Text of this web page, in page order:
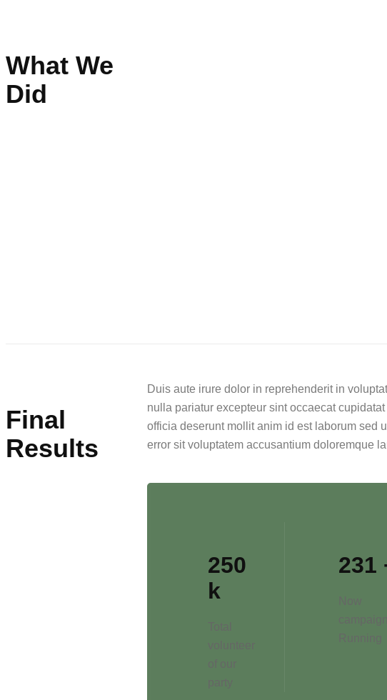
What We
Did
Final
Results
Duis aute irure dolor in reprehenderit in
nulla pariatur excepteur sint occaecat
officia deserunt mollit anim id est laborum sed
error sit voluptatem accusantium doloremque
250
k
Total
volunteer
of our
party
231
Now
campaign
Running